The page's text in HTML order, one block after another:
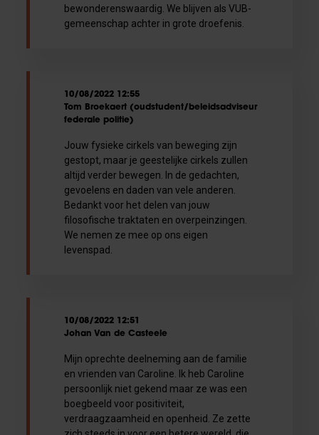
bewonderenswaardig. We blijven als VUB-
gemeenschap achter in grote droefenis.
10/08/2022 12:55
Tom Broekaert (oudstudent/beleidsadviseur
federale politie)
Jouw fysieke cirkels van beweging zijn
gestopt, maar je geestelijke cirkels zullen
altijd verder bewegen. In de gedachten,
gevoelens en daden van vele anderen.
Bedankt voor het delen van jouw
filosofische traktaten en overpeinzingen.
We nemen ze mee op ons eigen
levenspad.
10/08/2022 12:51
Johan Van de Casteele
Mijn oprechte deelneming aan de familie
en vrienden van Caroline. Ik heb Caroline
persoonlijk niet gekend maar ze was een
boegbeeld voor positiviteit,
verdraagzaamheid en openheid. Ze zette